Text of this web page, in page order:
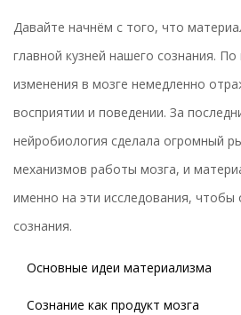
Давайте начнём с того, что
главной кузней нашего сознания.
изменения в мозге немедленно
восприятии и поведении. За
нейробиология сделала огромный
механизмов работы мозга, и
именно на эти исследования,
сознания.
Основные идеи материализма
Сознание как продукт мозга